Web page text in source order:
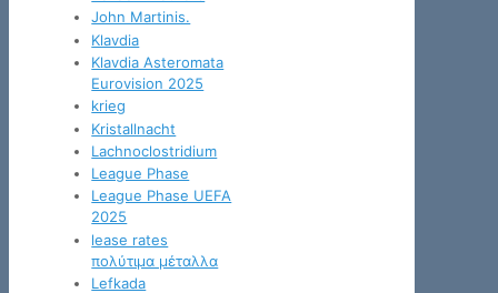
John Martinis.
Klavdia
Klavdia Asteromata
Eurovision 2025
krieg
Kristallnacht
Lachnoclostridium
League Phase
League Phase UEFA
2025
lease rates
πολύτιμα μέταλλα
Lefkada